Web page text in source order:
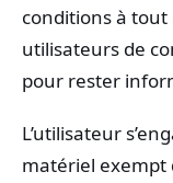
conditions à
utilisateurs de
pour rester
L’utilisateur
matériel exempt